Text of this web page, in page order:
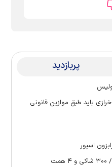
پربازدید
باید طبق موازین قانونی
اسپور
شناسایی باند جعل مدارک مهاجرت/ ۳۰۰ شاکی و ۴ همت